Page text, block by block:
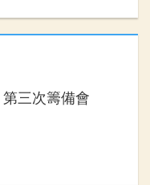
三次籌備會